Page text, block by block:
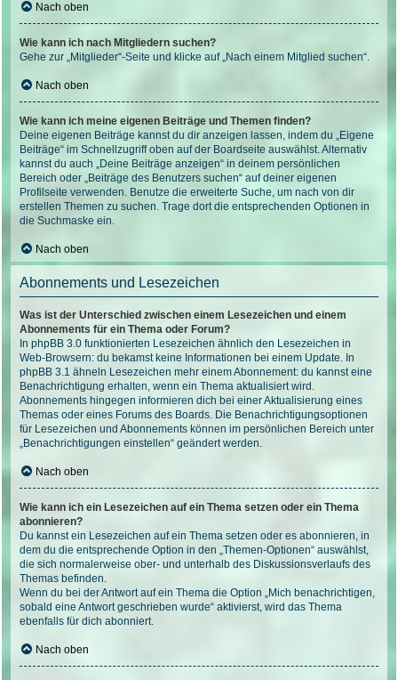
Nach oben
Wie kann ich nach Mitgliedern suchen?
Gehe zur „Mitglieder“-Seite und klicke auf „Nach einem Mitglied suchen“.
Nach oben
Wie kann ich meine eigenen Beiträge und Themen finden?
Deine eigenen Beiträge kannst du dir anzeigen lassen, indem du „Eigene
Beiträge“ im Schnellzugriff oben auf der Boardseite auswählst. Alternativ
kannst du auch „Deine Beiträge anzeigen“ in deinem persönlichen
Bereich oder „Beiträge des Benutzers suchen“ auf deiner eigenen
Profilseite verwenden. Benutze die erweiterte Suche, um nach von dir
erstellen Themen zu suchen. Trage dort die entsprechenden Optionen in
die Suchmaske ein.
Nach oben
Abonnements und Lesezeichen
Was ist der Unterschied zwischen einem Lesezeichen und einem
Abonnements für ein Thema oder Forum?
In phpBB 3.0 funktionierten Lesezeichen ähnlich den Lesezeichen in
Web-Browsern: du bekamst keine Informationen bei einem Update. In
phpBB 3.1 ähneln Lesezeichen mehr einem Abonnement: du kannst eine
Benachrichtigung erhalten, wenn ein Thema aktualisiert wird.
Abonnements hingegen informieren dich bei einer Aktualisierung eines
Themas oder eines Forums des Boards. Die Benachrichtigungsoptionen
für Lesezeichen und Abonnements können im persönlichen Bereich unter
„Benachrichtigungen einstellen“ geändert werden.
Nach oben
Wie kann ich ein Lesezeichen auf ein Thema setzen oder ein Thema
abonnieren?
Du kannst ein Lesezeichen auf ein Thema setzen oder es abonnieren, in
dem du die entsprechende Option in den „Themen-Optionen“ auswählst,
die sich normalerweise ober- und unterhalb des Diskussionsverlaufs des
Themas befinden.
Wenn du bei der Antwort auf ein Thema die Option „Mich benachrichtigen,
sobald eine Antwort geschrieben wurde“ aktivierst, wird das Thema
ebenfalls für dich abonniert.
Nach oben